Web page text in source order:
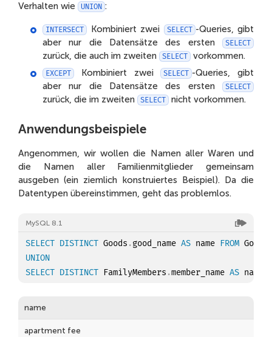
Verhalten wie
UNION :
INTERSECT Kombiniert zwei SELECT -Queries, gibt
aber nur die Datensätze des ersten
SELECT
zurück, die auch im zweiten SELECT vorkommen.
EXCEPT Kombiniert zwei SELECT -Queries, gibt
aber nur die Datensätze des ersten
SELECT
zurück, die im zweiten SELECT nicht vorkommen.
Anwendungsbeispiele
Angenommen, wir wollen die Namen aller Waren und
die Namen aller Familienmitglieder gemeinsam
ausgeben (ein ziemlich konstruiertes Beispiel). Da die
Datentypen übereinstimmen, geht das problemlos.
MySQL 8.1
SELECT DISTINCT Goods .good_name AS name FROM
UNION
SELECT DISTINCT FamilyMembers .member_name AS name
name
apartment fee